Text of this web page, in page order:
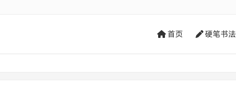
首页 硬笔书法